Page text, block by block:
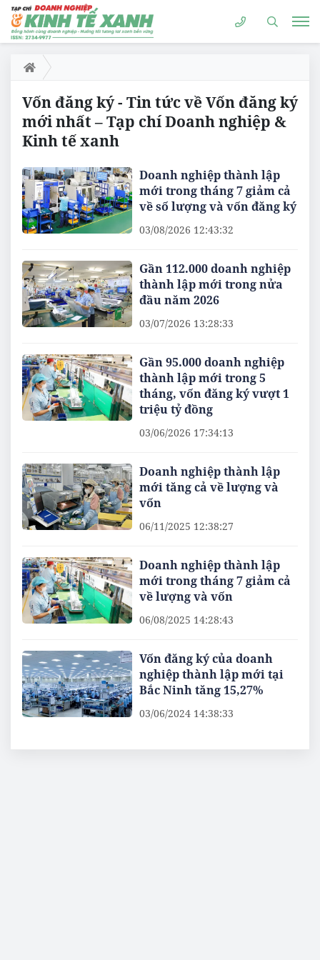
Vốn đăng ký - Tin tức về Vốn đăng ký
mới nhất – Tạp chí Doanh nghiệp &
Kinh tế xanh
Doanh nghiệp thành lập
mới trong tháng 7 giảm cả
về số lượng và vốn đăng ký
03/08/2026 12:43:32
Gần 112.000 doanh nghiệp
thành lập mới trong nửa
đầu năm 2026
03/07/2026 13:28:33
Gần 95.000 doanh nghiệp
thành lập mới trong 5
tháng, vốn đăng ký vượt 1
triệu tỷ đồng
03/06/2026 17:34:13
Doanh nghiệp thành lập
mới tăng cả về lượng và
vốn
06/11/2025 12:38:27
Doanh nghiệp thành lập
mới trong tháng 7 giảm cả
về lượng và vốn
06/08/2025 14:28:43
Vốn đăng ký của doanh
nghiệp thành lập mới tại
Bắc Ninh tăng 15,27%
03/06/2024 14:38:33